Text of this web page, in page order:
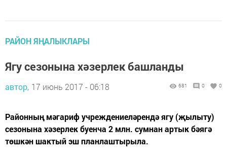
РАЙОН ЯҢАЛЫКЛАРЫ
Ягу сезонына хәзерлек башланды
автор, 17 июнь 2017 - 06:18 681 0 0
Районның мәгариф учреждениеләрендә ягу (җылыту)
сезонына хәзерлек буенча 2 млн. сумнан артык бәягә
төшкән шактый эш планлаштырыла.